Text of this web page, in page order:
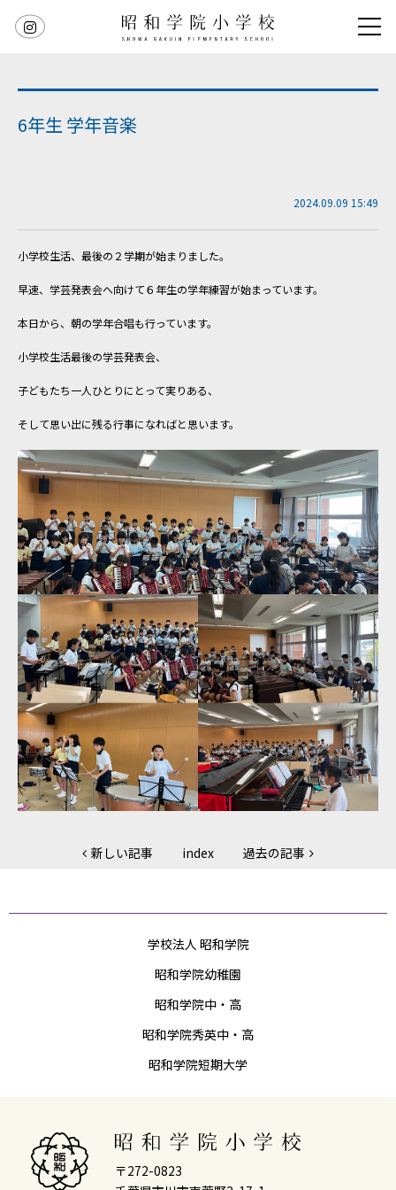
6年生 学年音楽
2024.09.09 15:49
小学校生活、最後の２学期が始まりました。
早速、学芸発表会へ向けて６年生の学年練習が始まっています。
本日から、朝の学年合唱も行っています。
小学校生活最後の学芸発表会、
子どもたち一人ひとりにとって実りある、
そして思い出に残る行事になればと思います。
新しい記事 index 過去の記事
学校法人 昭和学院
昭和学院幼稚園
昭和学院中・高
昭和学院秀英中・高
昭和学院短期大学
〒272-0823